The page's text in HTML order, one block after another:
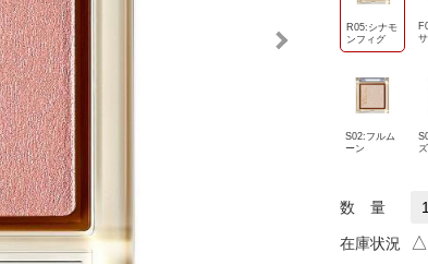
R05:シナモ
ンフィグ
S02:フルム
ーン
数 量
在庫状況 △